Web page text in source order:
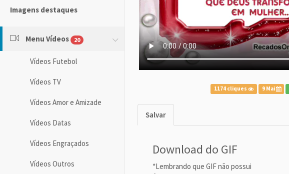
Imagens destaques
Menu Vídeos 20
Vídeos Futebol
Vídeos TV
Vídeos Amor e Amizade
Vídeos Datas
Vídeos Engraçados
Vídeos Outros
1174 cliques 9 Mai
Salvar
Download do GIF
*Lembrando que GIF não possui